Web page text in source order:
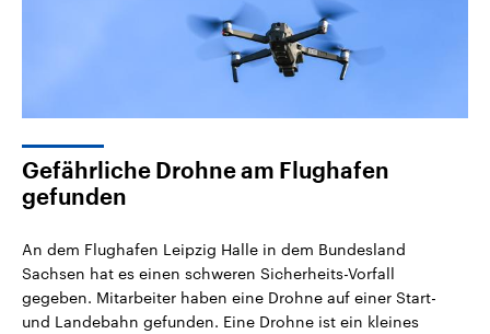
Gefährliche Drohne am Flughafen
gefunden
An dem Flughafen Leipzig Halle in dem Bundesland
Sachsen hat es einen schweren Sicherheits-Vorfall
gegeben. Mitarbeiter haben eine Drohne auf einer Start-
und Landebahn gefunden. Eine Drohne ist ein kleines